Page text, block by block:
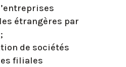
étrangères par
de sociétés
filiales